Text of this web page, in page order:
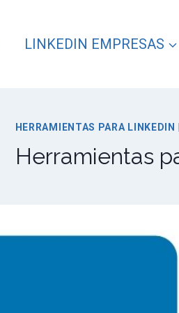
LINKEDIN EMPRESAS
HERRAMIENTAS PARA LINKEDIN
Herramientas